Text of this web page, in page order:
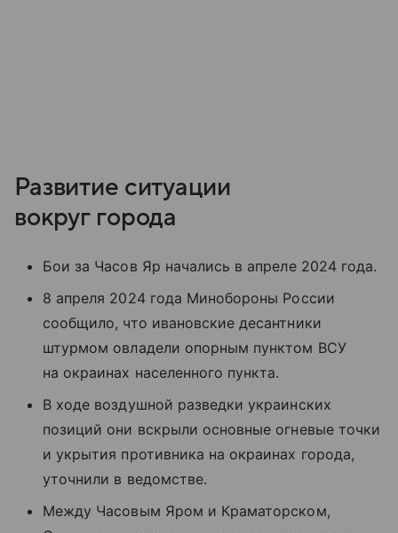
Развитие ситуации
вокруг города
Бои за Часов Яр начались в апреле 2024 года.
8 апреля 2024 года Минобороны России
сообщило, что ивановские десантники
штурмом овладели опорным пунктом ВСУ
на окраинах населенного пункта.
В ходе воздушной разведки украинских
позиций они вскрыли основные огневые точки
и укрытия противника на окраинах города,
уточнили в ведомстве.
Между Часовым Яром и Краматорском,